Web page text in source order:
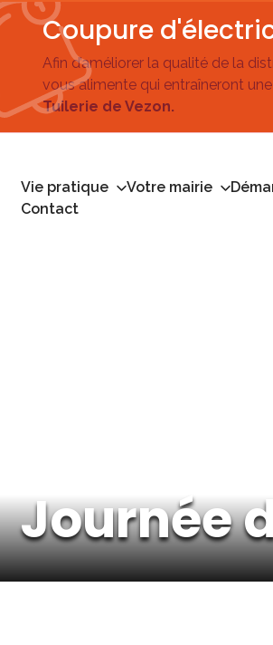
Coupure
Afin d’améliorer la qualité de la
vous alimente qui entraîneront
Tuilerie de Vezon.
Vie pratique Votre mairie
Contact
Journée